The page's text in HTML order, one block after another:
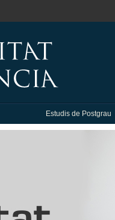
Estudis de Postgrau